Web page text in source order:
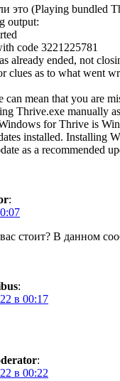
это (Playing bundled
output:
code 3221225781
already ended, not
clues as to what went
can mean that you are
Thrive.exe manually
for Thrive is
installed. Installing
as a recommended
:
стоит? В данном
:
в 00:17
:
в 00:22